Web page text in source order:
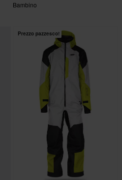
Bambino
Prezzo pazzesco!